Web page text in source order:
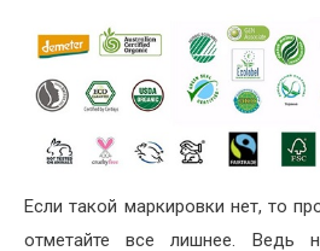
Если такой маркировки нет, то
отметайте все лишнее. Ведь